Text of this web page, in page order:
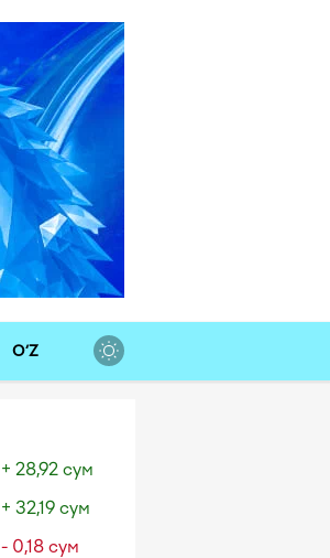
O‘Z
+ 28,92 сум
+ 32,19 сум
- 0,18 сум